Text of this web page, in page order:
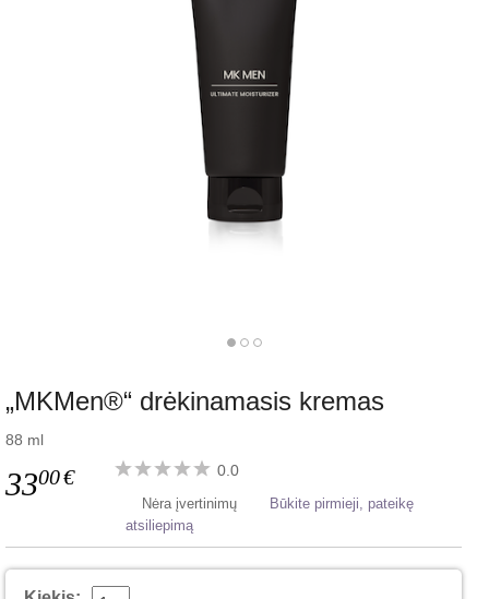
„MKMen®“ drėkinamasis kremas
88 ml
3300€ 0.0
Nėra įvertinimų
Būkite pirmieji, pateikę
atsiliepimą